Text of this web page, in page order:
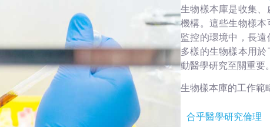
生物樣本庫是收集
機構。這些生物樣
監控的環境中，長
多樣的生物樣本用
動醫學研究至關重要。
生物樣本庫的工作範
合乎醫學研究倫理